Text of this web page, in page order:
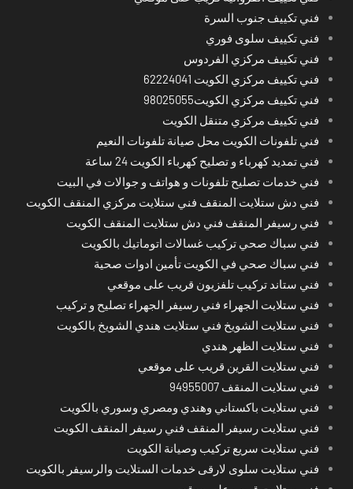
فني تكييف جنوب السرة
فني تكييف سلوى فوري
فني تكييف مركزي الفردوس
فني تكييف مركزي الكويت 62224041
فني تكييف مركزي الكويت98025055
فني تكييف مركزي متنقل الكويت
فني تلفونات الكويت محل صيانة تلفونات النعيم
فني تمديد كهرباء و تصليح كهرباء الكويت 24 ساعة
فني خدمات تصليح تلفونات و هواتف و جوالات في البيت
فني دش ستلايت المنقف فني ستلايت مركزي المنقف الكويت
فني رسيفر المنقف فني دش ستلايت المنقف الكويت
فني سباك صحي تركيب غسالات اتوماتيك بالكويت
فني سباك صحي في الكويت تأمين ادوات صحية
فني ستاند تركيب تلفزيون قريب على موقعي
فني ستلايت الجهراء فني رسيفر الجهراء تصليح و تركيب
فني ستلايت الشويخ فني ستلايت هندي الشويخ بالكويت
فني ستلايت الظهر هندي
فني ستلايت القرين قريب على موقعي
فني ستلايت المنقف 94955007
فني ستلايت باكستاني وهندي ومصري وسوري بالكويت
فني ستلايت رسيفر المنقف فني رسيفر المنقف الكويت
فني ستلايت سريع تركيب وصيانة الكويت
فني ستلايت سلوى لارقى خدمات الستلايت والرسيفر بالكويت